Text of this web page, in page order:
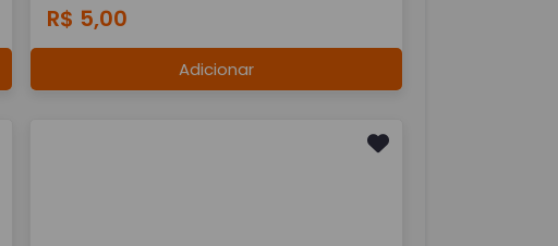
R$ 5,00
Adicionar